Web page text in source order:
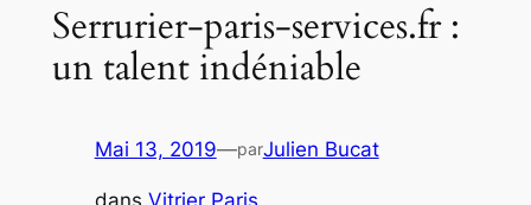
Serrurier-paris-services.fr :
un talent indéniable
Mai 13, 2019—parJulien Bucat
dans Vitrier Paris